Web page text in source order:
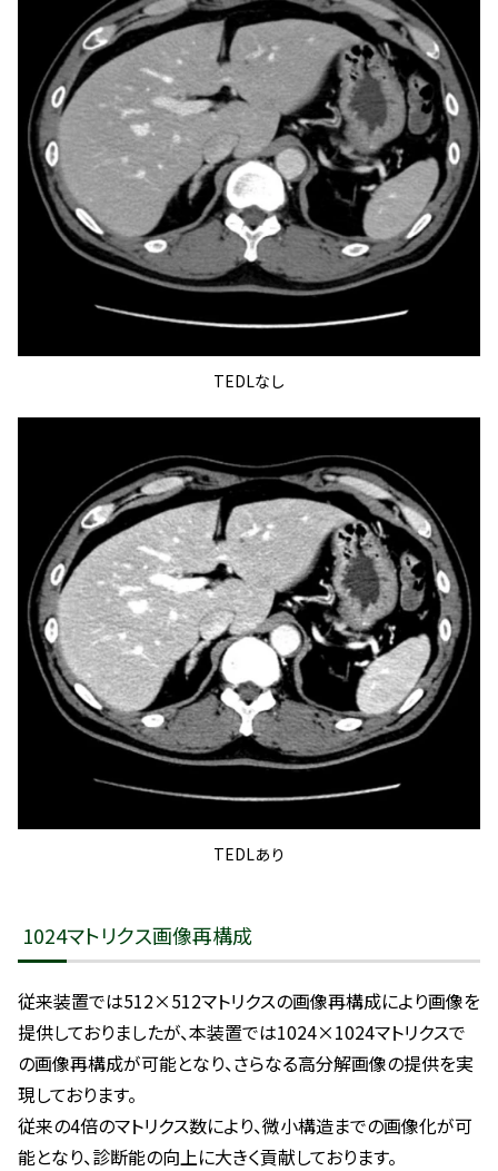
TEDLなし
TEDLあり
1024マトリクス画像再構成
従来装置では512×512マトリクスの画像再構成により画像を
提供しておりましたが、本装置では1024×1024マトリクスで
の画像再構成が可能となり、さらなる高分解画像の提供を実
現しております。
従来の4倍のマトリクス数により、微小構造までの画像化が可
能となり、診断能の向上に大きく貢献しております。